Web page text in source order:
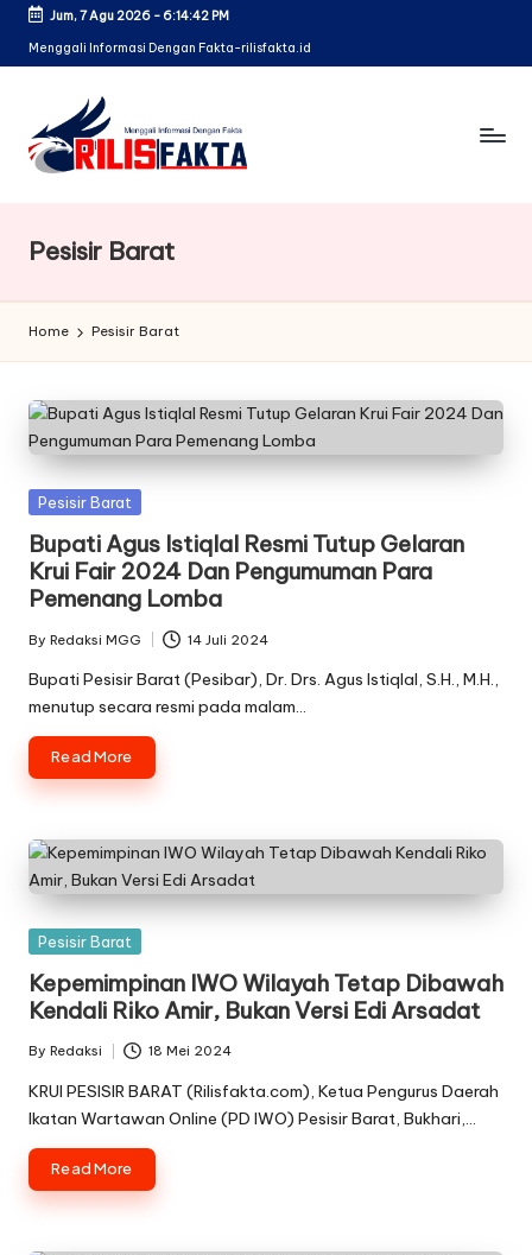
Skip
Jum, 7 Agu 2026- 6:14:42 PM
Menggali Informasi Dengan Fakta-rilisfakta.id
Pesisir Barat
Home Pesisir Barat
Posted
Pesisir Barat
Bupati Agus Istiqlal Resmi Tutup Gelaran
Krui Fair 2024 Dan Pengumuman Para
Pemenang Lomba
Posted
by
By Redaksi MGG 14 Juli 2024
Bupati Pesisir Barat (Pesibar), Dr. Drs. Agus Istiqlal, S.H., M.H.,
menutup secara resmi pada malam…
Read More
Posted
Pesisir Barat
Kepemimpinan IWO Wilayah Tetap Dibawah
Kendali Riko Amir, Bukan Versi Edi Arsadat
Posted
by
By Redaksi 18 Mei 2024
KRUI PESISIR BARAT (Rilisfakta.com), Ketua Pengurus Daerah
Ikatan Wartawan Online (PD IWO) Pesisir Barat, Bukhari,…
Read More